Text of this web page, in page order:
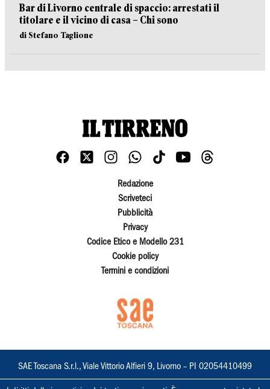
Bar di Livorno centrale di spaccio: arrestati il
titolare e il vicino di casa – Chi sono
di Stefano Taglione
Redazione
Scriveteci
Pubblicità
Privacy
Codice Etico e Modello 231
Cookie policy
Termini e condizioni
SAE Toscana S.r.l., Viale Vittorio Alfieri 9, Livorno – PI 02054410499